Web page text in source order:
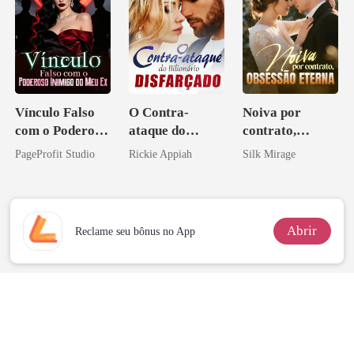
Vínculo Falso
com o Poderoso
Inimigo do Meu
PageProfit Studio
O Contra-
ataque do
Bilionário
Rickie Appiah
Noiva por
contrato,
obsessão eterna
Silk Mirage
Reclame seu bônus no App Abrir